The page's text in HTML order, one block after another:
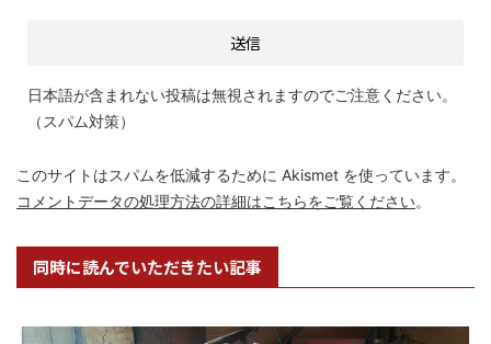
日本語が含まれない投稿は無視されますのでご注意ください。
（スパム対策）
このサイトはスパムを低減するために Akismet を使っています。
コメントデータの処理方法の詳細はこちらをご覧ください。
同時に読んでいただきたい記事